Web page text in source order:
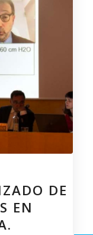
DE
EN